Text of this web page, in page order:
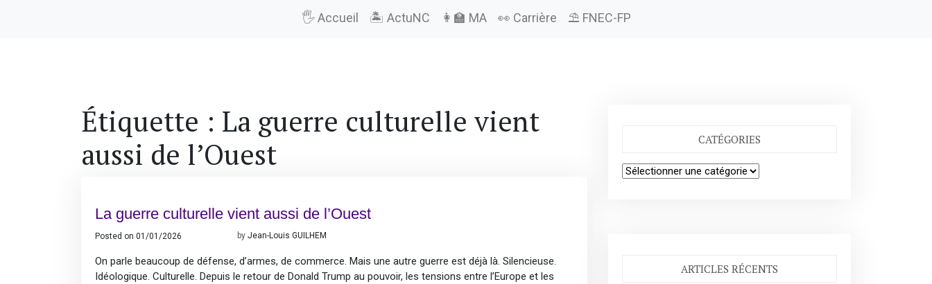
🖐️ Accueil 🏝️ ActuNC 👩‍🏫 MA 👀 Carrière ⛱️ FNEC-FP
Étiquette : La guerre culturelle vient
aussi de l’Ouest
La guerre culturelle vient aussi de l’Ouest
Posted on 01/01/2026 by Jean-Louis GUILHEM
On parle beaucoup de défense, d’armes, de commerce. Mais une autre guerre est déjà là. Silencieuse.
Idéologique. Culturelle. Depuis le retour de Donald Trump au pouvoir, les tensions entre l’Europe et les
CATÉGORIES
Catégories
ARTICLES RÉCENTS